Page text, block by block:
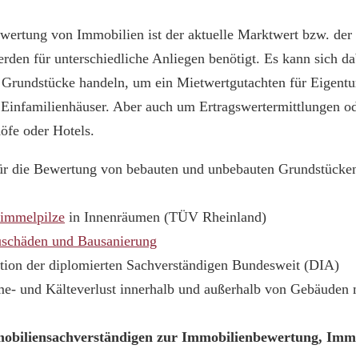
von Immobilien ist der aktuelle Marktwert bzw. der
für unterschiedliche Anliegen benötigt. Es kann sich
handeln, um ein Mietwertgutachten für
Aber auch um Ertragswertermittlungen
oder Hotels.
die Bewertung von bebauten und unbebauten
in Innenräumen (TÜV Rheinland)
und Bausanierung
der diplomierten Sachverständigen Bundesweit (DIA)
und Kälteverlust innerhalb und außerhalb von Gebäuden
zur Immobilienbewertung,